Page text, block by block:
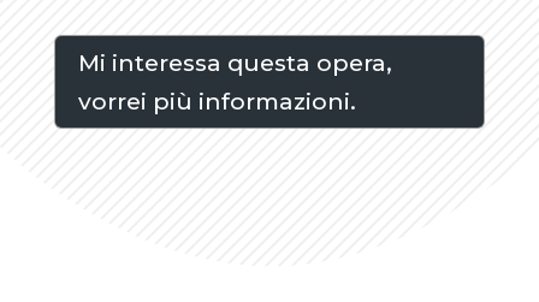
Mi interessa questa opera,
vorrei più informazioni.